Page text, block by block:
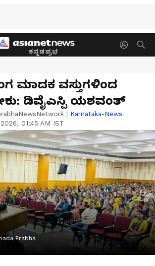
ಕನ್ನಡಪ್ರಭ
ಮಾದಕ ವಸ್ತುಗಳಿಂದ
ಡಿವೈಎಸ್ಪಿ ಯಶವಂತ್
| Karnataka-News
01:45 AM IST
Prabha